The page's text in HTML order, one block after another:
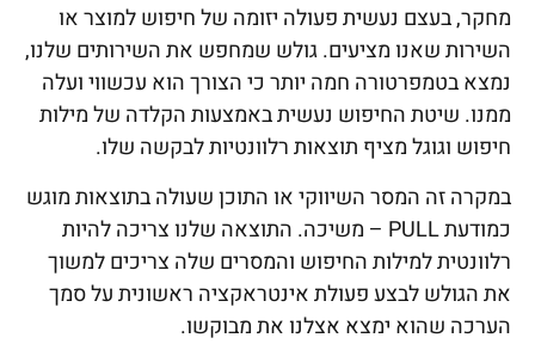
מחקר, בעצם נעשית פעולה יזומה של חיפוש למוצר או
השירות שאנו מציעים. גולש שמחפש את השירותים שלנו,
נמצא בטמפרטורה חמה יותר כי הצורך הוא עכשווי ועלה
ממנו. שיטת החיפוש נעשית באמצעות הקלדה של מילות
חיפוש וגוגל מציף תוצאות רלוונטיות לבקשה שלו.
במקרה זה המסר השיווקי או התוכן שעולה בתוצאות מוגש
כמודעת PULL – משיכה. התוצאה שלנו צריכה להיות
רלוונטית למילות החיפוש והמסרים שלה צריכים למשוך
את הגולש לבצע פעולת אינטראקציה ראשונית על סמך
הערכה שהוא ימצא אצלנו את מבוקשו.